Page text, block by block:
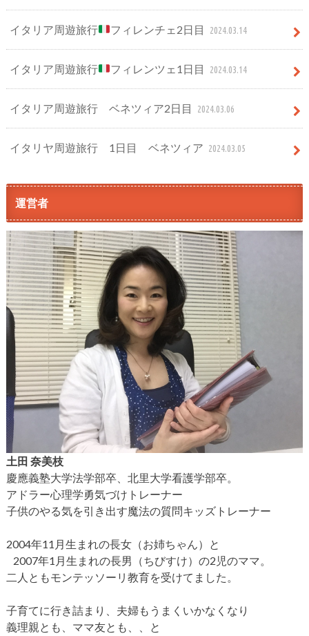
イタリア周遊旅行 フィレンチェ2日目 2024.03.14
イタリア周遊旅行 フィレンツェ1日目 2024.03.14
イタリア周遊旅行 ベネツィア2日目 2024.03.06
イタリヤ周遊旅行 1日目 ベネツィア 2024.03.05
運営者
土田 奈美枝
慶應義塾大学法学部卒、北里大学看護学部卒。
アドラー心理学勇気づけトレーナー
子供のやる気を引き出す魔法の質問キッズトレーナー
2004年11月生まれの長女（お姉ちゃん）と
2007年1月生まれの長男（ちびすけ）の2児のママ。
二人ともモンテッソーリ教育を受けてました。
子育てに行き詰まり、夫婦もうまくいかなくなり
義理親とも、ママ友とも、、と